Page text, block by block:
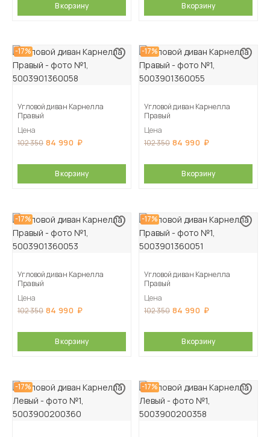
В корзину В корзину
-17%
Угловой диван Карнелла
Правый
Цена
102 350 84 990
В корзину
-17%
Угловой диван Карнелла
Правый
Цена
102 350 84 990
В корзину
-17%
Угловой диван Карнелла
Правый
Цена
102 350 84 990
В корзину
-17%
Угловой диван Карнелла
Правый
Цена
102 350 84 990
В корзину
-17% -17%